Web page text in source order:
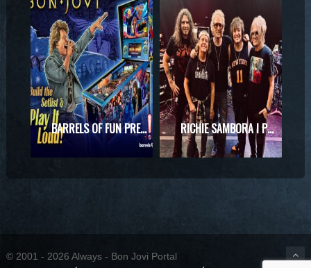
BARRELS OF FUN PREZENTUJE MASZYNĘ DO PINBALLA Z MOTYWAMI BON JOVI RICHIE SAMBORA I PHIL X RAZEM NA SCENIE! WYJĄTKOWE SPOTKANIE PODCZAS KONCERTU KINGS OF CHAOS
© 2001 - 2026 Always - Bon Jovi Portal